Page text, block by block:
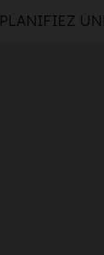
PLANIFIEZ